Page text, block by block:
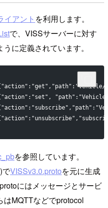
イアント を利用します。
で、VISSサーバーに対す
に定義されています。
を参照しています。
でVISSv3.0.protoを元に生成
にはメッセージとサービ
はMQTTなどでprotocol